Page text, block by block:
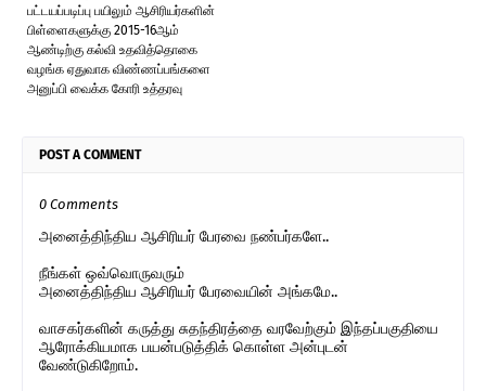
பட்டயப்படிப்பு பயிலும் ஆசிரியர்களின்
பிள்ளைகளுக்கு 2015-16ஆம்
ஆண்டிற்கு கல்வி உதவித்தொகை
வழங்க ஏதுவாக விண்ணப்பங்களை
அனுப்பி வைக்க கோரி உத்தரவு
POST A COMMENT
0 Comments
அனைத்திந்திய ஆசிரியர் பேரவை நண்பர்களே..
நீங்கள் ஒவ்வொருவரும்
அனைத்திந்திய ஆசிரியர் பேரவையின் அங்கமே..
வாசகர்களின் கருத்து சுதந்திரத்தை வரவேற்கும் இந்தப்பகுதியை
ஆரோக்கியமாக பயன்படுத்திக் கொள்ள அன்புடன்
வேண்டுகிறோம்.